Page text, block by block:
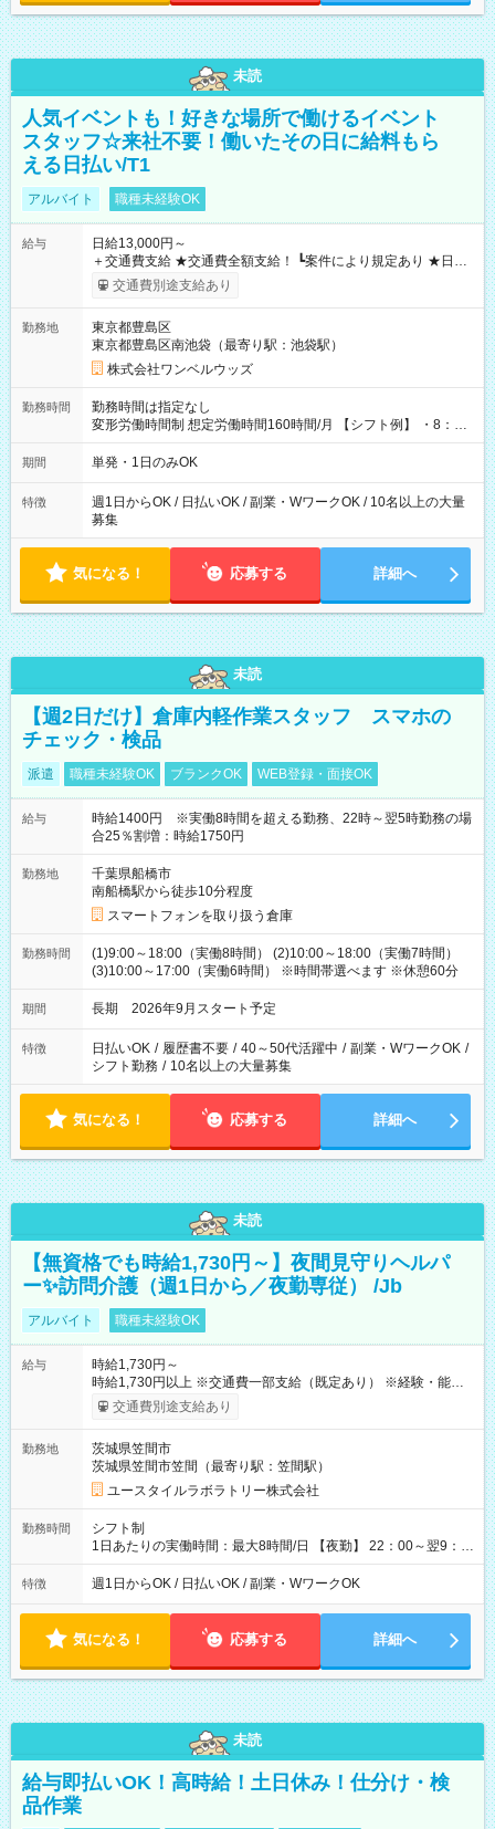
未読
人気イベントも！好きな場所で働けるイベント
スタッフ☆来社不要！働いたその日に給料もら
える日払い/T1
アルバイト 職種未経験OK
給与
日給13,000円～
＋交通費支給 ★交通費全額支給！ ┗案件により規定あり ★日払
いOK！（規定あり） ┗働いたその日に現金GET♪ お仕事後はコ
ンビニATMから 日払い分を引き落とせます！ 【試用期間】試
交通費別途支給あり
勤務地
東京都豊島区
東京都豊島区南池袋（最寄り駅：池袋駅）
株式会社ワンベルウッズ
勤務時間
勤務時間は指定なし
変形労働時間制 想定労働時間160時間/月 【シフト例】 ・8：00
～21：00
期間 単発・1日のみOK
特徴
週1日からOK / 日払いOK / 副業・WワークOK / 10名以上の大量
募集
気になる！ 応募する 詳細へ
未読
【週2日だけ】倉庫内軽作業スタッフ スマホの
チェック・検品
派遣 職種未経験OK ブランクOK WEB登録・面接OK
給与
時給1400円 ※実働8時間を超える勤務、22時～翌5時勤務の場
合25％割増：時給1750円
勤務地
千葉県船橋市
南船橋駅から徒歩10分程度
スマートフォンを取り扱う倉庫
勤務時間
(1)9:00～18:00（実働8時間） (2)10:00～18:00（実働7時間）
(3)10:00～17:00（実働6時間） ※時間帯選べます ※休憩60分
期間 長期 2026年9月スタート予定
特徴 日払いOK / 履歴書不要 / 40～50代活躍中 / 副業・WワークOK /
シフト勤務 / 10名以上の大量募集
気になる！ 応募する 詳細へ
未読
【無資格でも時給1,730円～】夜間見守りヘルパ
ー✨訪問介護（週1日から／夜勤専従） /Jb
アルバイト 職種未経験OK
給与
時給1,730円～
時給1,730円以上 ※交通費一部支給（既定あり） ※経験・能力を
考慮して決定します 【収入例】 週1回勤務の場合：1,730円×8時
間×4回=5万5,360円 週3回勤務の場合：1,730円×8時間×12回
月 ※ 雇用形態と給与に、本採用時と異なる部分があります。 雇
用形態：本採用時と同じです。 給与：時給 1,510円以上
交通費別途支給あり
勤務地
茨城県笠間市
茨城県笠間市笠間（最寄り駅：笠間駅）
ユースタイルラボラトリー株式会社
勤務時間
シフト制
1日あたりの実働時間：最大8時間/日 【夜勤】 22：00～翌9：
00 ※週1日～OK ／ 夜勤専従 ＊＊ 勤務時間例 ＊＊ ■22時か
ら翌7時 ■23時から翌8時 ■24時から翌9時 など ※上記の時間
ます。 ※曜日固定（毎週同じ曜日での勤務となります）
特徴 週1日からOK / 日払いOK / 副業・WワークOK
気になる！ 応募する 詳細へ
未読
給与即払いOK！高時給！土日休み！仕分け・検
品作業